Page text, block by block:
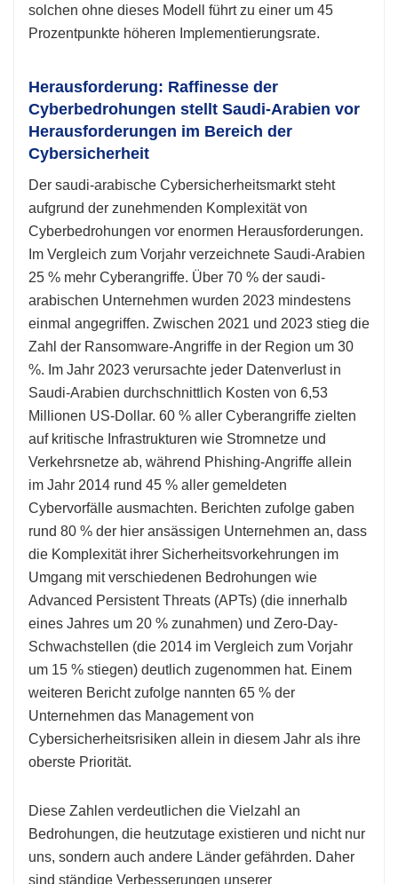
solchen ohne dieses Modell führt zu einer um 45
Prozentpunkte höheren Implementierungsrate.
Herausforderung: Raffinesse der
Cyberbedrohungen stellt Saudi-Arabien vor
Herausforderungen im Bereich der
Cybersicherheit
Der saudi-arabische Cybersicherheitsmarkt steht
aufgrund der zunehmenden Komplexität von
Cyberbedrohungen vor enormen Herausforderungen.
Im Vergleich zum Vorjahr verzeichnete Saudi-Arabien
25 % mehr Cyberangriffe. Über 70 % der saudi-
arabischen Unternehmen wurden 2023 mindestens
einmal angegriffen. Zwischen 2021 und 2023 stieg die
Zahl der Ransomware-Angriffe in der Region um 30
%. Im Jahr 2023 verursachte jeder Datenverlust in
Saudi-Arabien durchschnittlich Kosten von 6,53
Millionen US-Dollar. 60 % aller Cyberangriffe zielten
auf kritische Infrastrukturen wie Stromnetze und
Verkehrsnetze ab, während Phishing-Angriffe allein
im Jahr 2014 rund 45 % aller gemeldeten
Cybervorfälle ausmachten. Berichten zufolge gaben
rund 80 % der hier ansässigen Unternehmen an, dass
die Komplexität ihrer Sicherheitsvorkehrungen im
Umgang mit verschiedenen Bedrohungen wie
Advanced Persistent Threats (APTs) (die innerhalb
eines Jahres um 20 % zunahmen) und Zero-Day-
Schwachstellen (die 2014 im Vergleich zum Vorjahr
um 15 % stiegen) deutlich zugenommen hat. Einem
weiteren Bericht zufolge nannten 65 % der
Unternehmen das Management von
Cybersicherheitsrisiken allein in diesem Jahr als ihre
oberste Priorität.
Diese Zahlen verdeutlichen die Vielzahl an
Bedrohungen, die heutzutage existieren und nicht nur
uns, sondern auch andere Länder gefährden. Daher
sind ständige Verbesserungen unserer